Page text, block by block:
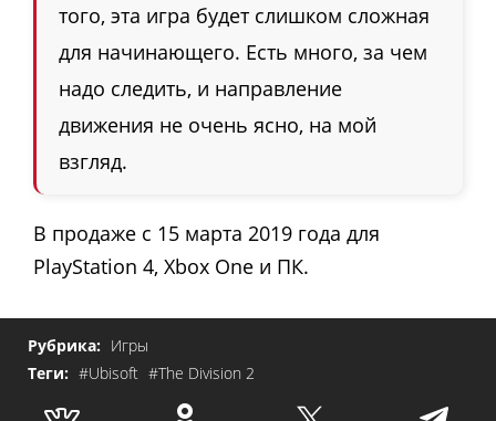
того, эта игра будет слишком сложная
для начинающего. Есть много, за чем
надо следить, и направление
движения не очень ясно, на мой
взгляд.
В продаже с 15 марта 2019 года для
PlayStation 4, Xbox One и ПК.
Рубрика: Игры
Теги: #Ubisoft #The Division 2